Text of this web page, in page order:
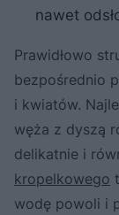
nawet
Prawidłowo
bezpośrednio
i kwiatów.
węża z dyszą
delikatnie i
kropelkowego
wodę powoli i